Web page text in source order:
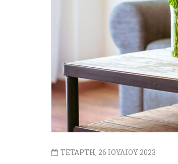
ΤΕΤΑΡΤΗ, 26 ΙΟΥΛΙΟΥ 2023